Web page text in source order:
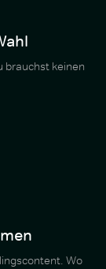
brauchst keinen
Wo